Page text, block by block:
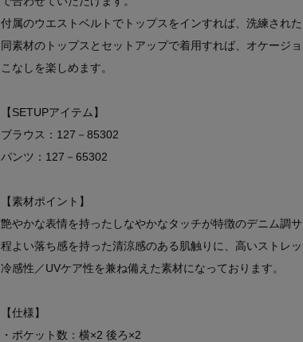
付属のウエストベルトでトップスをインすれば、洗練され
同素材のトップスとセットアップで着用すれば、オケージ
こなしを楽しめます。
【SETUPアイテム】
ブラウス：127－85302
パンツ：127－65302
【素材ポイント】
艶やかな表情を持ったしなやかなタッチが特徴のデニム調サ
程よい落ち感を持った清涼感のある肌触りに、高いストレ
冷感性／UVケア性を兼ね備えた素材になっております。
【仕様】
・ポケット数：横×2 後ろ×2